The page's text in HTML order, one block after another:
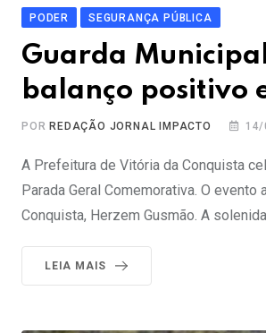
PODER SEGURANÇA PÚBLICA
Guarda
balanço positivo
PORREDAÇÃO JORNAL IMPACTO
​A Prefeitura de Vitória da Conquista
Parada Geral Comemorativa. O
Conquista, Herzem Gusmão. A
LEIA MAIS